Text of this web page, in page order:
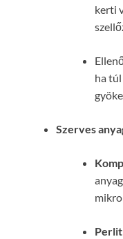
kerti
ha
Szerves